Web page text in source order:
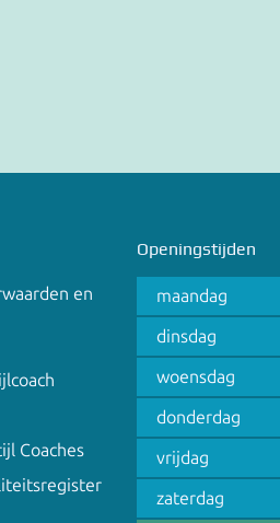
en
Coaches
Openingstijden
maandag
dinsdag
woensdag
donderdag
vrijdag
zaterdag